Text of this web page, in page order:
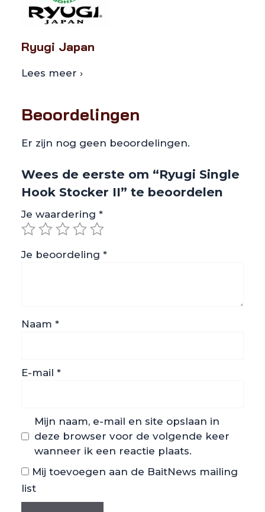
Ryugi Japan
Lees meer ›
Beoordelingen
Er zijn nog geen beoordelingen.
Wees de eerste om “Ryugi Single
Hook Stocker II” te beoordelen
Je waardering *
Je beoordeling *
Naam *
E-mail *
Mijn naam, e-mail en site opslaan in
deze browser voor de volgende keer
wanneer ik een reactie plaats.
Mij toevoegen aan de BaitNews mailing
list